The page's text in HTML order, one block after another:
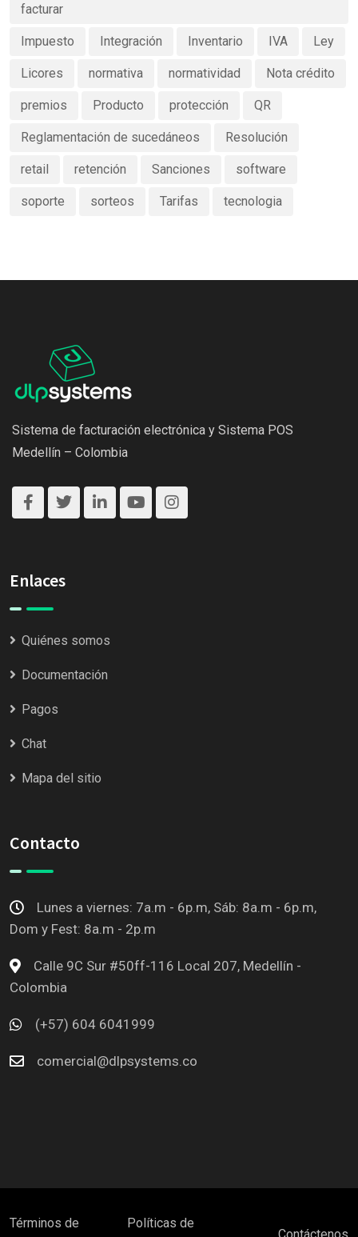
facturar
Impuesto Integración Inventario IVA Ley
Licores normativa normatividad Nota crédito
premios Producto protección QR
Reglamentación de sucedáneos Resolución
retail retención Sanciones software
soporte sorteos Tarifas tecnologia
Sistema de facturación electrónica y Sistema POS
Medellín – Colombia
Enlaces
Quiénes somos
Documentación
Pagos
Chat
Mapa del sitio
Contacto
Lunes a viernes: 7a.m - 6p.m, Sáb: 8a.m - 6p.m,
Dom y Fest: 8a.m - 2p.m
Calle 9C Sur #50ff-116 Local 207, Medellín -
Colombia
(+57) 604 6041999
comercial@dlpsystems.co
Términos de Políticas de